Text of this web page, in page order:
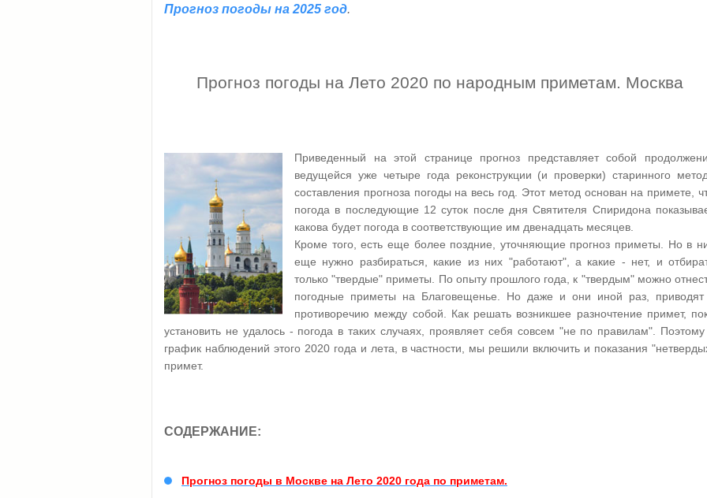
Прогноз погоды на 2025 год.
Прогноз погоды на Лето 2020 по народным приметам. Москва
Приведенный на этой странице прогноз представляет собой
ведущейся уже четыре года реконструкции (и проверки) старинного
составления прогноза погоды на весь год. Этот метод основан на примете,
погода в последующие 12 суток после дня Святителя Спиридона
какова будет погода в соответствующие им двенадцать месяцев.
Кроме того, есть еще более поздние, уточняющие прогноз приметы. Но в
еще нужно разбираться, какие из них "работают", а какие - нет, и
только "твердые" приметы. По опыту прошлого года, к "твердым" можно
погодные приметы на Благовещенье. Но даже и они иной раз, приводят
противоречию между собой. Как решать возникшее разночтение примет,
установить не удалось - погода в таких случаях, проявляет себя совсем "не по правилам".
график наблюдений этого 2020 года и лета, в частности, мы решили включить и показания
примет.
СОДЕРЖАНИЕ:
Прогноз погоды в Москве на Лето 2020 года по приметам.